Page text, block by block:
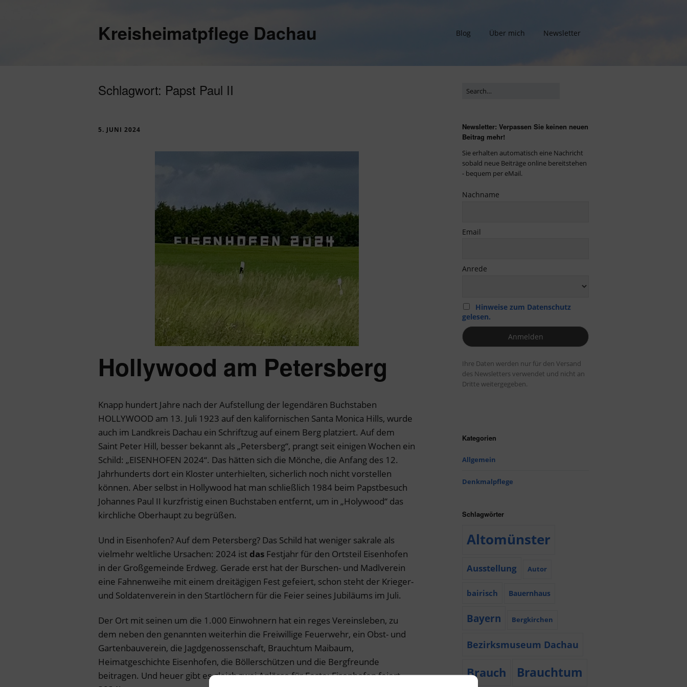
Kreisheimatpflege Dachau Blog Über mich Newsletter
Schlagwort: Papst Paul II
5. JUNI 2024
Hollywood am Petersberg
Knapp hundert Jahre nach der Aufstellung der legendären Buchstaben
HOLLYWOOD am 13. Juli 1923 auf den kalifornischen Santa Monica Hills, wurde
auch im Landkreis Dachau ein Schriftzug auf einem Berg platziert. Auf dem
Saint Peter Hill, besser bekannt als „Petersberg“, prangt seit einigen Wochen ein
Schild: „EISENHOFEN 2024“. Das hätten sich die Mönche, die Anfang des 12.
Jahrhunderts dort ein Kloster unterhielten, sicherlich noch nicht vorstellen
können. Aber selbst in Hollywood hat man schließlich 1984 beim Papstbesuch
Johannes Paul II kurzfristig einen Buchstaben entfernt, um in „Holywood“ das
kirchliche Oberhaupt zu begrüßen.
Und in Eisenhofen? Auf dem Petersberg? Das Schild hat weniger sakrale als
vielmehr weltliche Ursachen: 2024 ist das Festjahr für den Ortsteil Eisenhofen
in der Großgemeinde Erdweg. Gerade erst hat der Burschen- und Madlverein
eine Fahnenweihe mit einem dreitägigen Fest gefeiert, schon steht der Krieger-
und Soldatenverein in den Startlöchern für die Feier seines Jubiläums im Juli.
Der Ort mit seinen um die 1.000 Einwohnern hat ein reges Vereinsleben, zu
dem neben den genannten weiterhin die Freiwillige Feuerwehr, ein Obst- und
Gartenbauverein, die Jagdgenossenschaft, Brauchtum Maibaum,
Heimatgeschichte Eisenhofen, die Böllerschützen und die Bergfreunde
beitragen. Und heuer gibt es gleich zwei Anlässe für Feste: Eisenhofen feiert
Newsletter: Verpassen Sie keinen neuen
Beitrag mehr!
Sie erhalten automatisch eine Nachricht
sobald neue Beiträge online bereitstehen
- bequem per eMail.
Nachname
Email
Anrede
Hinweise zum Datenschutz
gelesen.
Ihre Daten werden nur für den Versand
des Newsletters verwendet und nicht an
Dritte weitergegeben.
Kategorien
Allgemein
Denkmalpflege
Schlagwörter
Altomünster
Ausstellung Autor
bairisch Bauernhaus
Bayern Bergkirchen
Bezirksmuseum Dachau
Brauch Brauchtum